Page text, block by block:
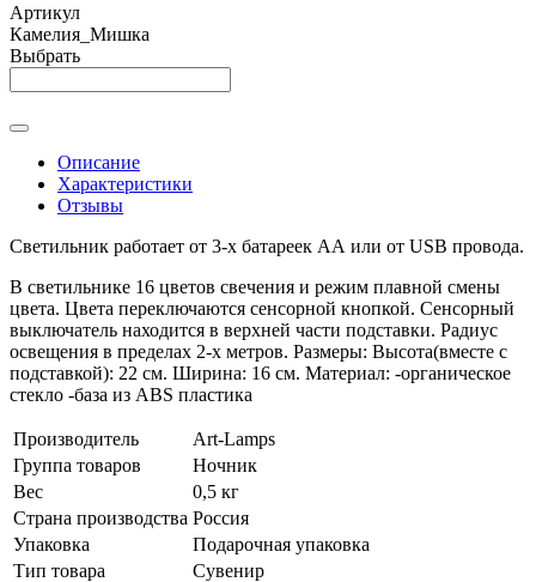
Артикул
Камелия_Мишка
Выбрать
Описание
Характеристики
Отзывы
Светильник работает от 3-х батареек АА или от USB провода.
В светильнике 16 цветов свечения и режим плавной смены
цвета. Цвета переключаются сенсорной кнопкой. Сенсорный
выключатель находится в верхней части подставки. Радиус
освещения в пределах 2-х метров. Размеры: Высота(вместе с
подставкой): 22 см. Ширина: 16 см. Материал: -органическое
стекло -база из ABS пластика
Производитель
Art-Lamps
Группа товаров
Ночник
Вес
0,5 кг
Страна производства Россия
Упаковка
Подарочная упаковка
Тип товара
Сувенир